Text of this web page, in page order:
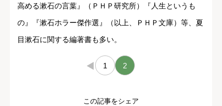
高める漱石の言葉』（ＰＨＰ研究所）『人生というも
の』『漱石ホラー傑作選』（以上、ＰＨＰ文庫）等、夏
目漱石に関する編著書も多い。
← 1 2
この記事をシェア